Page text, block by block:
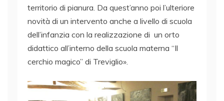
territorio di pianura. Da quest’anno poi l’ulteriore
novità di un intervento anche a livello di scuola
dell’infanzia con la realizzazione di un orto
didattico all’interno della scuola materna “Il
cerchio magico” di Treviglio».